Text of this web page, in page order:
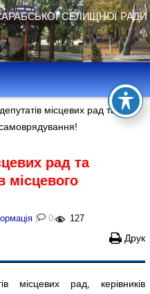
селищної ради
місцевих рад та
рад та
місцевого
| 0 | 127
Друк
місцевих рад, керівників